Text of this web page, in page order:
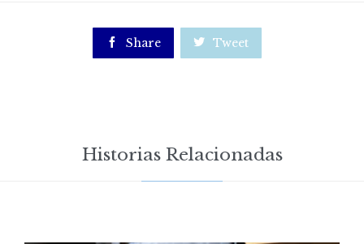
 Share  Tweet
Historias Relacionadas